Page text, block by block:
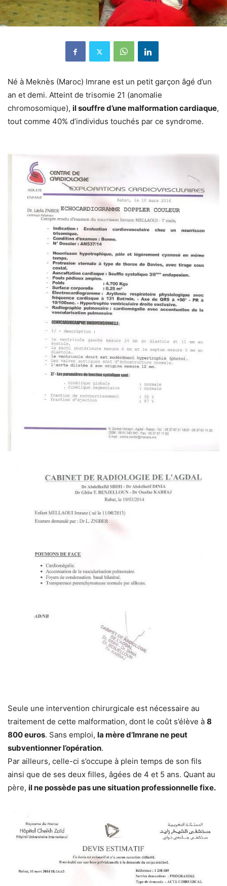
Né à Meknès (Maroc) Imrane est un petit garçon âgé d’un
an et demi. Atteint de trisomie 21 (anomalie
chromosomique), il souffre d’une malformation cardiaque,
tout comme 40% d’individus touchés par ce syndrome.
Seule une intervention chirurgicale est nécessaire au
traitement de cette malformation, dont le coût s’élève à 8
800 euros. Sans emploi, la mère d’Imrane ne peut
subventionner l’opération.
Par ailleurs, celle-ci s’occupe à plein temps de son fils
ainsi que de ses deux filles, âgées de 4 et 5 ans. Quant au
père, il ne possède pas une situation professionnelle fixe.